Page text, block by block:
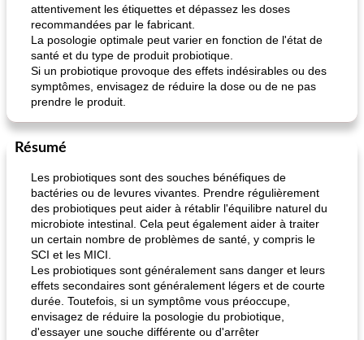
pouding au chocolat maison
attentivement les étiquettes et dépassez les doses
recommandées par le fabricant.
La posologie optimale peut varier en fonction de l'état de
santé et du type de produit probiotique.
Si un probiotique provoque des effets indésirables ou des
symptômes, envisagez de réduire la dose ou de ne pas
prendre le produit.
Résumé
Les probiotiques sont des souches bénéfiques de
bactéries ou de levures vivantes. Prendre régulièrement
des probiotiques peut aider à rétablir l'équilibre naturel du
microbiote intestinal. Cela peut également aider à traiter
un certain nombre de problèmes de santé, y compris le
SCI et les MICI.
Les probiotiques sont généralement sans danger et leurs
effets secondaires sont généralement légers et de courte
durée. Toutefois, si un symptôme vous préoccupe,
envisagez de réduire la posologie du probiotique,
d'essayer une souche différente ou d'arrêter